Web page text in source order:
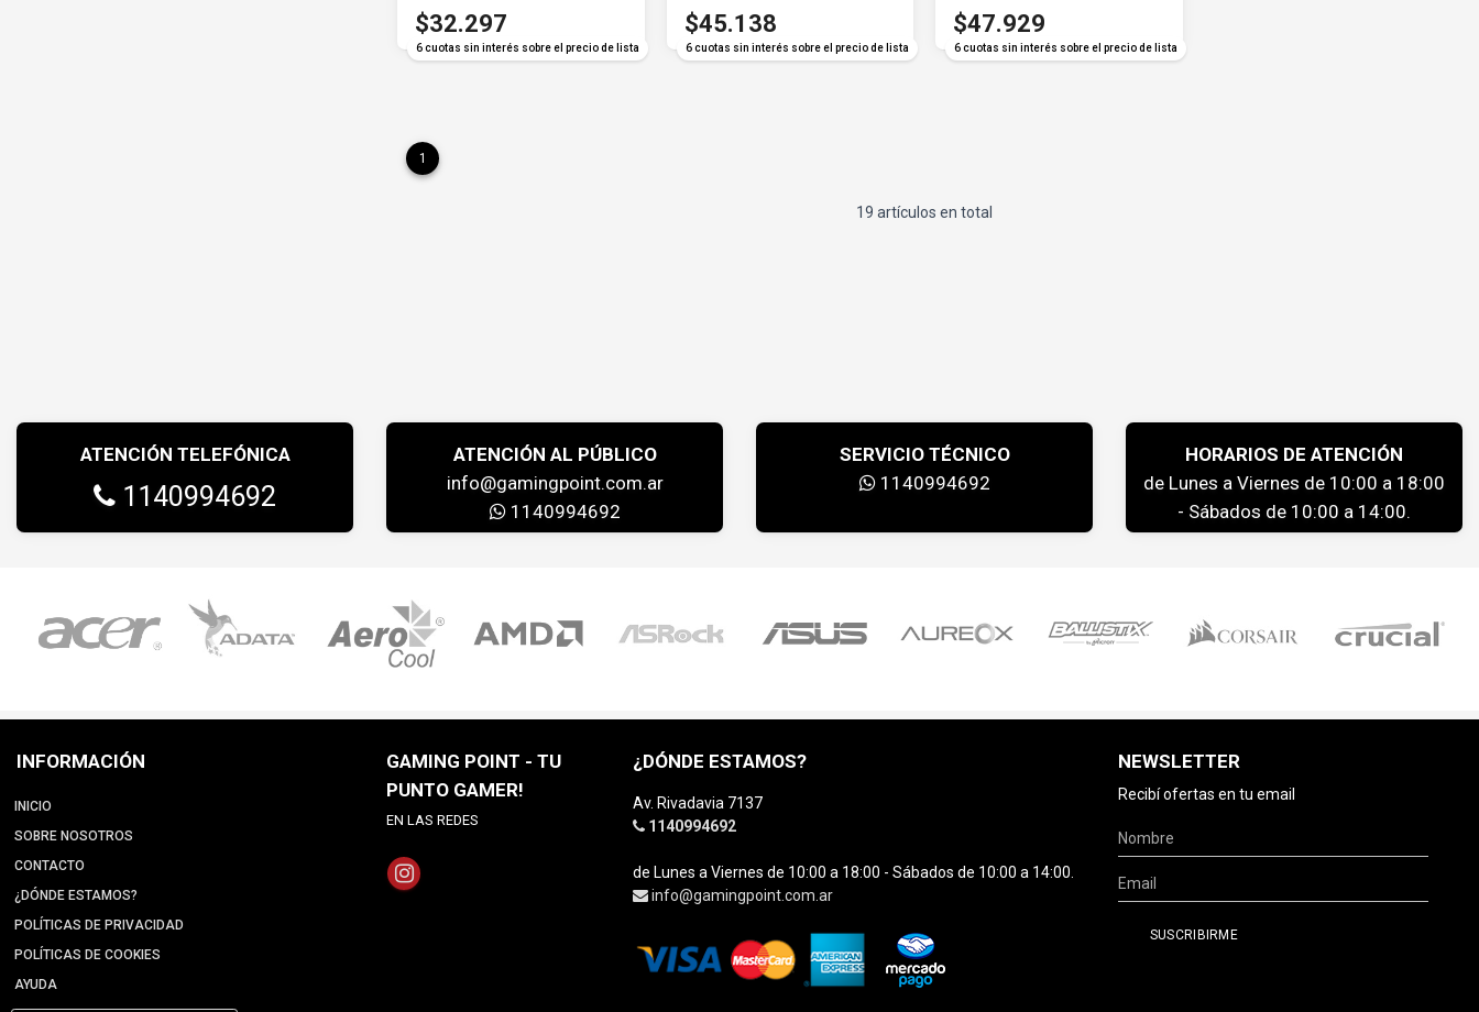
6 cuotas sin interés sobre el precio de lista
$32.297
6 cuotas sin interés sobre el precio de lista
$45.138
6 cuotas sin interés sobre el precio de lista
$47.929
1
19 artículos en total
ATENCIÓN TELEFÓNICA
1140994692
ATENCIÓN AL PÚBLICO
info@gamingpoint.com.ar
1140994692
SERVICIO TÉCNICO
1140994692
HORARIOS DE ATENCIÓN
de Lunes a Viernes de 10:00 a 18:00
- Sábados de 10:00 a 14:00.
INFORMACIÓN
INICIO
SOBRE NOSOTROS
CONTACTO
¿DÓNDE ESTAMOS?
POLÍTICAS DE PRIVACIDAD
POLÍTICAS DE COOKIES
AYUDA
GAMING POINT - TU
PUNTO GAMER!
EN LAS REDES
¿DÓNDE ESTAMOS?
Av. Rivadavia 7137
1140994692
de Lunes a Viernes de 10:00 a 18:00 - Sábados de 10:00 a 14:00.
info@gamingpoint.com.ar
NEWSLETTER
Recibí ofertas en tu email